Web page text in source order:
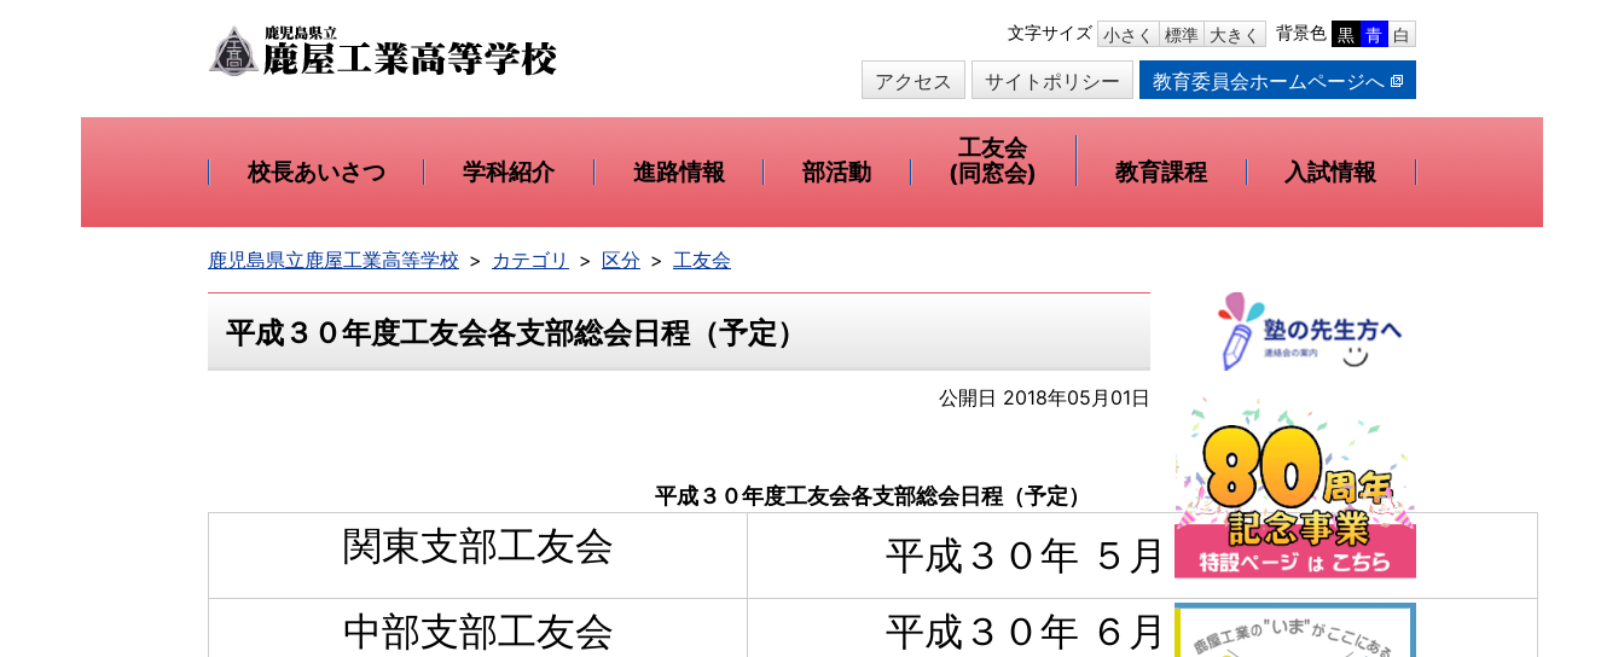
本
文
へ
動
文字サイズ 小さく 標準 大きく 背景色 黒 青 白
アクセス サイトポリシー 教育委員会ホームページへ
校長あいさつ 学科紹介 進路情報 部活動
工友会
(同窓会)
教育課程 入試情報
鹿児島県立鹿屋工業高等学校 カテゴリ 区分 工友会
平成３０年度工友会各支部総会日程（予定）
公開日 2018年05月01日
平成３０年度工友会各支部総会日程（予定）
関東支部工友会
平成３０年 ５月２７日（日）
中部支部工友会
平成３０年 ６月 ２日（土）